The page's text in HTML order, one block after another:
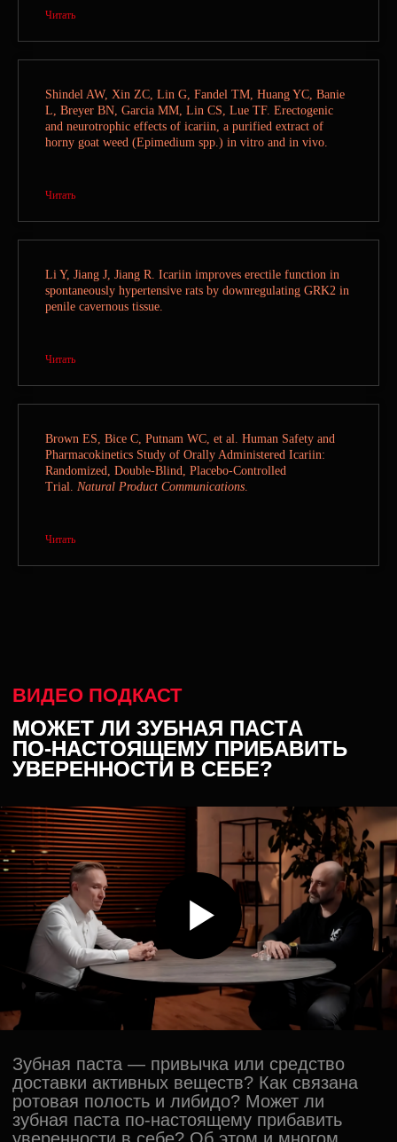
Читать
Shindel AW, Xin ZC, Lin G, Fandel TM, Huang YC, Banie
L, Breyer BN, Garcia MM, Lin CS, Lue TF. Erectogenic
and neurotrophic effects of icariin, a purified extract of
horny goat weed (Epimedium spp.) in vitro and in vivo.
Читать
Li Y, Jiang J, Jiang R. Icariin improves erectile function in
spontaneously hypertensive rats by downregulating GRK2 in
penile cavernous tissue.
Читать
Brown ES, Bice C, Putnam WC, et al. Human Safety and
Pharmacokinetics Study of Orally Administered Icariin:
Randomized, Double-Blind, Placebo-Controlled
Trial. Natural Product Communications
Читать
ООО "МАЙНДСКЕЙП"
alex.stab1@yandex.ru